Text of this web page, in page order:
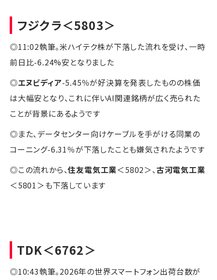
フジクラ＜5803＞
◎11:02執筆。米ハイテク株が下落した流れを受け、一時
前日比-6.24%安となりました
◎エヌビディア-5.45％が好決算を発表したものの株価
は大幅安となり、これに伴いAI関連銘柄が広く売られた
ことが背景にあるようです
◎また、データセンター向けケーブルを手がける同業の
コーニング-6.31％が下落したことも嫌気されたようです
◎この流れから、住友電気工業＜5802＞、古河電気工業
＜5801＞も下落しています
TDK＜6762＞
◎10:43執筆。2026年の世界スマートフォン出荷台数が